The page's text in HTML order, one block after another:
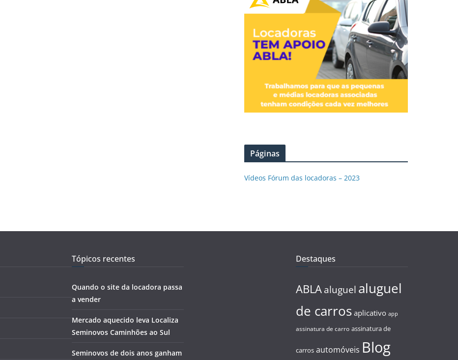
Páginas
Vídeos Fórum das locadoras – 2023
Tópicos recentes
Quando o site da locadora passa
a vender
Mercado aquecido leva Localiza
Seminovos Caminhões ao Sul
Seminovos de dois anos ganham
Destaques
ABLA aluguel aluguel
de carros aplicativo app
assinatura de carro assinatura de
carros automóveis Blog